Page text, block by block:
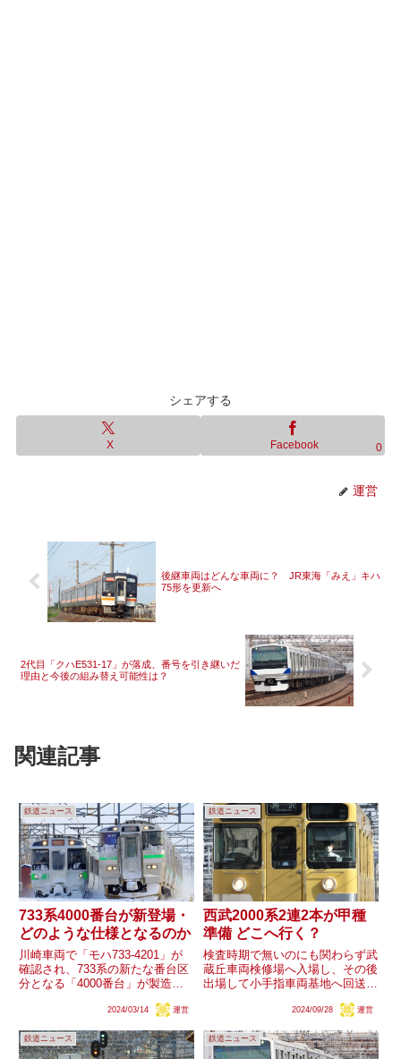
シェアする
X Facebook 0
運営
後継車両はどんな車両に？ JR東海「みえ」キハ
75形を更新へ
2代目「クハE531-17」が落成、番号を引き継いだ
理由と今後の組み替え可能性は？
関連記事
鉄道ニュース
733系4000番台が新登場・
どのような仕様となるのか
川崎車両で「モハ733-4201」が
確認され、733系の新たな番台区
分となる「4000番台」が製造さ
733系は今までに0番台・3000番
が、今回登場する4000番台は、
これら区分と...
2024/03/14 運営
鉄道ニュース
西武2000系2連2本が甲種
準備 どこへ行く？
検査時期で無いのにも関わらず武
蔵丘車両検修場へ入場し、その後
出場して小手指車両基地へ回送さ
系)2451F・2453Fですが、27日に
確認されました。西武の車両が廃
車・解体となる...
2024/09/28 運営
鉄道ニュース 鉄道ニュース